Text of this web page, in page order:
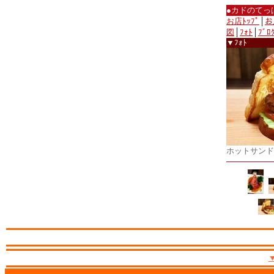
●カドのて
お店ﾄｯﾌﾟ
図
ﾌｫﾄ
ﾌﾞﾛ
▼ﾌｫﾄ
ホットサン